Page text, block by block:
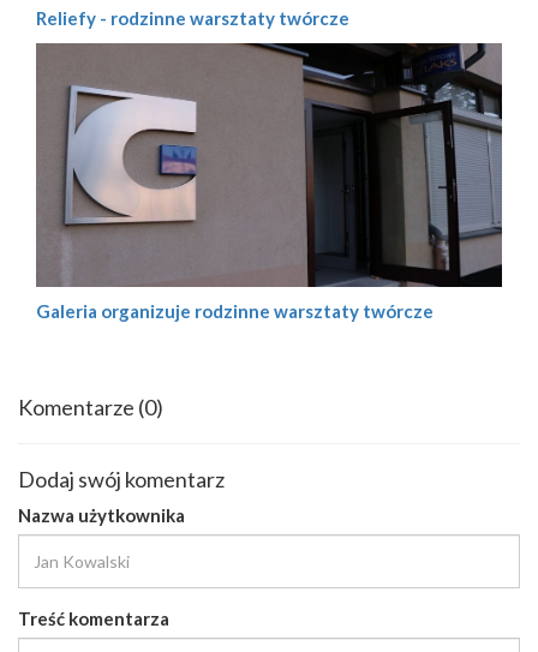
Reliefy - rodzinne warsztaty twórcze
Galeria organizuje rodzinne warsztaty twórcze
Komentarze (0)
Dodaj swój komentarz
Nazwa użytkownika
Treść komentarza